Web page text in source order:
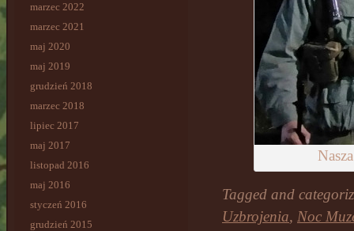
marzec 2022
marzec 2021
maj 2020
maj 2019
grudzień 2018
marzec 2018
lipiec 2017
maj 2017
listopad 2016
maj 2016
styczeń 2016
grudzień 2015
Tagged and
Uzbrojenia, Noc